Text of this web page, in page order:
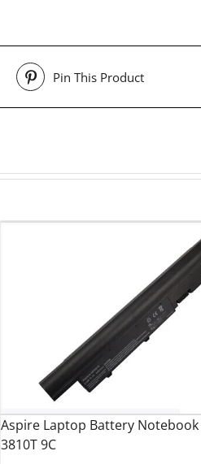
Pin This Product
Aspire Laptop Battery
3810T 9C